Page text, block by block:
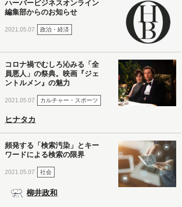
ハーバービジネスオンライン
編集部からのお知らせ
2021.05.07 政治・経済
コロナ禍でむしろ沁みる「全
員悪人」の祭典。映画『ジェ
ントルメン』の魅力
2021.05.07 カルチャー・スポーツ
ヒナタカ
頻発する「検索汚染」とキー
ワードによる検索の限界
2021.05.07 社会
柳井政和